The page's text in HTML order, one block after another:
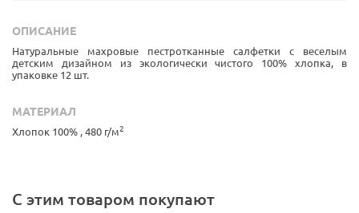
ОПИСАНИЕ
Натуральные махровые пестротканные салфетки с веселым
детским дизайном из экологически чистого 100% хлопка, в
упаковке 12 шт.
МАТЕРИАЛ
Хлопок 100% , 480 г/м2
С этим товаром покупают